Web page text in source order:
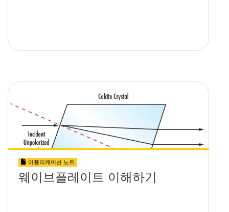
어플리케이션 노트
웨이브플레이트 이해하기